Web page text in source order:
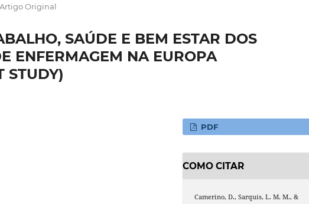
Artigo Original
SAÚDE E BEM ESTAR DOS
ENFERMAGEM NA EUROPA
STUDY)
PDF
COMO CITAR
Camerino, D., Sarquis, L. M. M., &